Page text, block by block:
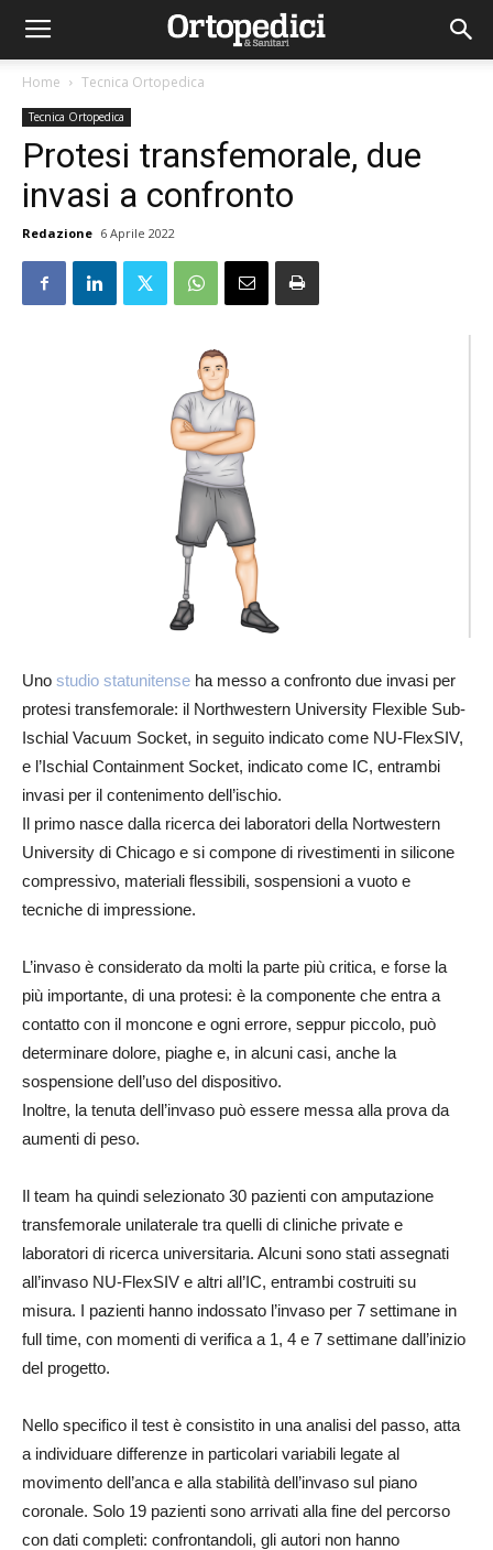
Home Tecnica Ortopedica
Tecnica Ortopedica
Protesi transfemorale, due
invasi a confronto
Redazione 6 Aprile 2022
Uno studio statunitense ha messo a confronto due invasi per
protesi transfemorale: il Northwestern University Flexible Sub-
Ischial Vacuum Socket, in seguito indicato come NU-FlexSIV,
e l’Ischial Containment Socket, indicato come IC, entrambi
invasi per il contenimento dell’ischio.
Il primo nasce dalla ricerca dei laboratori della Nortwestern
University di Chicago e si compone di rivestimenti in silicone
compressivo, materiali flessibili, sospensioni a vuoto e
tecniche di impressione.
L’invaso è considerato da molti la parte più critica, e forse la
più importante, di una protesi: è la componente che entra a
contatto con il moncone e ogni errore, seppur piccolo, può
determinare dolore, piaghe e, in alcuni casi, anche la
sospensione dell’uso del dispositivo.
Inoltre, la tenuta dell’invaso può essere messa alla prova da
aumenti di peso.
Il team ha quindi selezionato 30 pazienti con amputazione
transfemorale unilaterale tra quelli di cliniche private e
laboratori di ricerca universitaria. Alcuni sono stati assegnati
all’invaso NU-FlexSIV e altri all’IC, entrambi costruiti su
misura. I pazienti hanno indossato l’invaso per 7 settimane in
full time, con momenti di verifica a 1, 4 e 7 settimane dall’inizio
del progetto.
Nello specifico il test è consistito in una analisi del passo, atta
a individuare differenze in particolari variabili legate al
movimento dell’anca e alla stabilità dell’invaso sul piano
coronale. Solo 19 pazienti sono arrivati alla fine del percorso
con dati completi: confrontandoli, gli autori non hanno